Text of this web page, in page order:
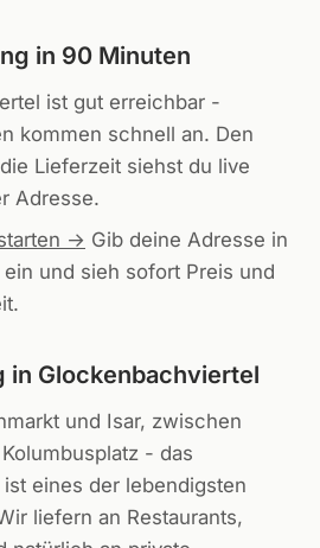
in 90 Minuten
ist gut erreichbar -
kommen schnell an. Den
Lieferzeit siehst du live
Adresse.
→ Gib deine Adresse in
ein und sieh sofort Preis und
in Glockenbachviertel
und Isar, zwischen
- das
eines der lebendigsten
liefern an Restaurants,